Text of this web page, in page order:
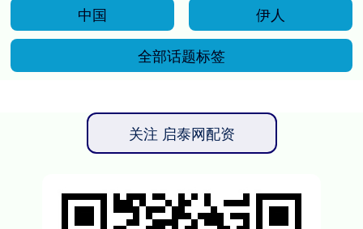
中国
伊人
全部话题标签
关注 启泰网配资